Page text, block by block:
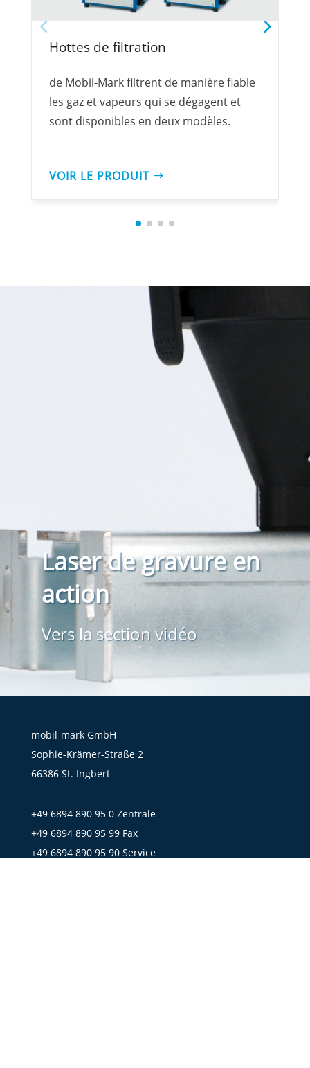
Hottes de filtration
de Mobil-Mark filtrent de manière fiable
les gaz et vapeurs qui se dégagent et
sont disponibles en deux modèles.
VOIR LE PRODUIT
Laser de gravure en
action
Vers la section vidéo
mobil-mark GmbH
Sophie-Krämer-Straße 2
66386 St. Ingbert
+49 6894 890 95 0 Zentrale
+49 6894 890 95 99 Fax
+49 6894 890 95 90 Service